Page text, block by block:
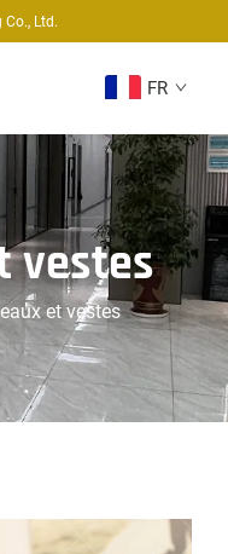
Ltd.
FR
vestes
et vestes